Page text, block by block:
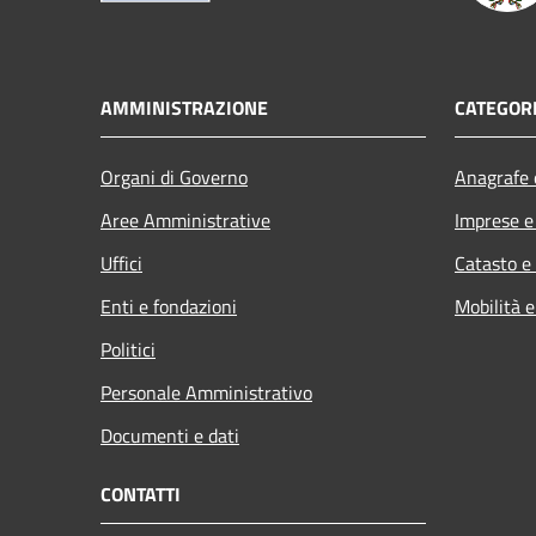
AMMINISTRAZIONE
Organi di Governo
Aree Amministrative
Uffici
Enti e fondazioni
Politici
Personale Amministrativo
Documenti e dati
Imprese
Catasto
Mobilità
CONTATTI